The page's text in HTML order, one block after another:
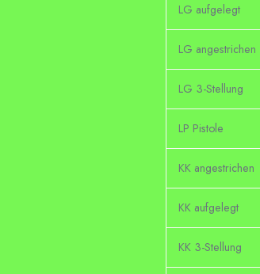
LG aufgelegt
LG angestrichen
LG 3-Stellung
LP Pistole
KK angestrichen
KK aufgelegt
KK 3-Stellung